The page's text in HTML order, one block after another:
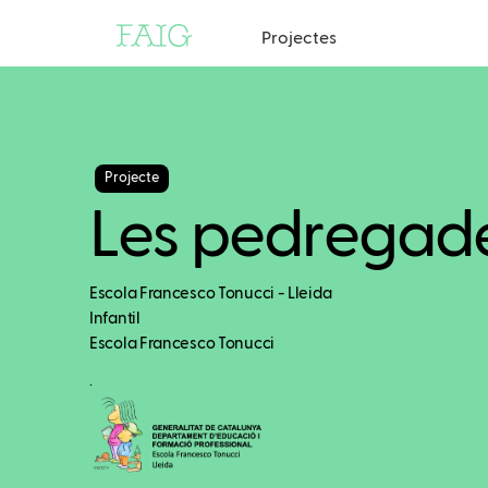
Projectes
Projecte
Les
Escola Francesco Tonucci - Lleida
Infantil
Escola Francesco Tonucci